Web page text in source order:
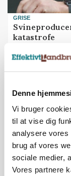
Denne
Vi bruger
til at vise dig
analysere vores
brug af vores
sociale medier,
Vores partnere
GRISE
katastrofe